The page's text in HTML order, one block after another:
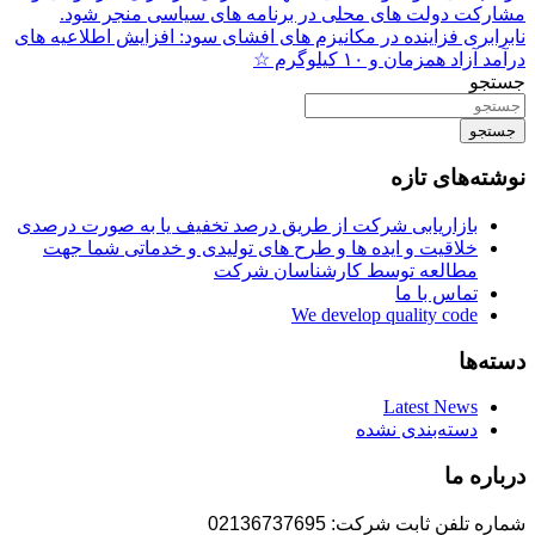
مشارکت دولت های محلی در برنامه های سیاسی منجر شود.
نابرابری فزاینده در مکانیزم های افشای سود: افزایش اطلاعیه های
درآمد آزاد همزمان و ۱۰ کیلوگرم ☆
جستجو
جستجو
نوشته‌های تازه
بازاریابی شرکت از طریق درصد تخفیف یا به صورت درصدی
خلاقیت و ایده ها و طرح های تولیدی و خدماتی شما جهت
مطالعه توسط کارشناسان شرکت
تماس با ما
We develop quality code
دسته‌ها
Latest News
دسته‌بندی نشده
درباره ما
شماره تلفن ثابت شرکت: 02136737695